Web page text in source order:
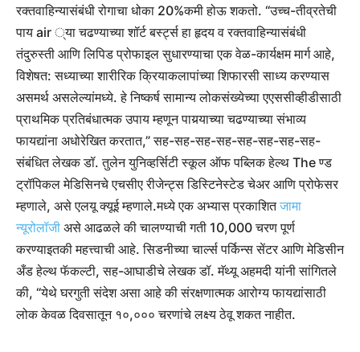
रक्तवाहिन्यासंबंधी रोगाचा धोका 20%कमी होऊ शकतो. “उच्च-तीव्रतेची
पाय air ्या चढण्याच्या शॉर्ट बर्स्ट्स हा हृदय व रक्तवाहिन्यासंबंधी
तंदुरुस्ती आणि लिपिड प्रोफाइल सुधारण्याचा एक वेळ-कार्यक्षम मार्ग आहे,
विशेषत: सध्याच्या शारीरिक क्रियाकलापांच्या शिफारसी साध्य करण्यास
असमर्थ असलेल्यांमध्ये. हे निष्कर्ष सामान्य लोकसंख्येच्या एएससीव्हीडीसाठी
प्राथमिक प्रतिबंधात्मक उपाय म्हणून पायर्‍याच्या चढण्याच्या संभाव्य
फायद्यांना अधोरेखित करतात,” सह-सह-सह-सह-सह-सह-सह-सह-
संबंधित लेखक डॉ. तुलेन युनिव्हर्सिटी स्कूल ऑफ पब्लिक हेल्थ The ण्ड
ट्रॉपिकल मेडिसिनचे एचसीए रीजेन्ट्स डिस्टिनेस्टेड चेअर आणि प्रोफेसर
म्हणाले, असे एलयू क्यूई म्हणाले.मध्ये एक अभ्यास प्रकाशितजामा
न्यूरोलॉजी असे आढळले की चालण्याची गती 10,000 चरण पूर्ण
करण्याइतकी महत्त्वाची आहे. सिडनीच्या चार्ल्स पर्किन्स सेंटर आणि मेडिसीन
अँड हेल्थ फॅकल्टी, सह-आघाडीचे लेखक डॉ. मॅथ्यू अहमदी यांनी सांगितले
की, “येथे घरगुती संदेश असा आहे की संरक्षणात्मक आरोग्य फायद्यांसाठी
लोक केवळ दिवसातून १०,००० चरणांचे लक्ष्य ठेवू शकत नाहीत.